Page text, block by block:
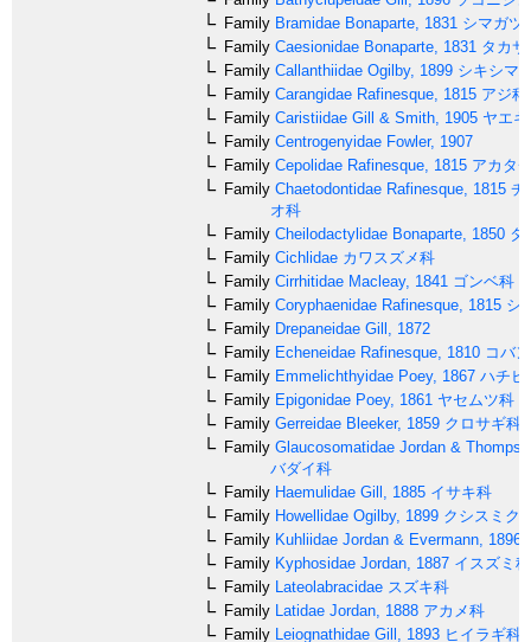
Family Bramidae Bonaparte, 1831 シマガツ
Family Caesionidae Bonaparte, 1831 タカ
Family Callanthiidae Ogilby, 1899 シキシマ
Family Carangidae Rafinesque, 1815 アジ科
Family Caristiidae Gill & Smith, 1905 ヤエ
Family Centrogenyidae Fowler, 1907
Family Cepolidae Rafinesque, 1815 アカタ
Family Chaetodontidae Rafinesque, 1815 チ
オ科
Family Cheilodactylidae Bonaparte, 1850 タ
Family Cichlidae カワスズメ科
Family Cirrhitidae Macleay, 1841 ゴンベ科
Family Coryphaenidae Rafinesque, 1815 シ
Family Drepaneidae Gill, 1872
Family Echeneidae Rafinesque, 1810 コバ
Family Emmelichthyidae Poey, 1867 ハチビ
Family Epigonidae Poey, 1861 ヤセムツ科
Family Gerreidae Bleeker, 1859 クロサギ科
Family Glaucosomatidae Jordan &
バダイ科
Family Haemulidae Gill, 1885 イサキ科
Family Howellidae Ogilby, 1899 クシスミク
Family Kuhliidae Jordan & Evermann, 1896
Family Kyphosidae Jordan, 1887 イスズミ科
Family Lateolabracidae スズキ科
Family Latidae Jordan, 1888 アカメ科
Family Leiognathidae Gill, 1893 ヒイラギ科